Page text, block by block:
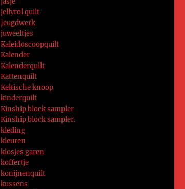
jellyrol quilt
Jeugdwerk
juweeltjes
Kaleidoscoopquilt
Kalender
Kalenderquilt
Kattenquilt
Keltische knoop
kinderquilt
Kinship block sampler
Kinship block sampler.
kleding
kleuren
klosjes garen
koffertje
konijnenquilt
kussens